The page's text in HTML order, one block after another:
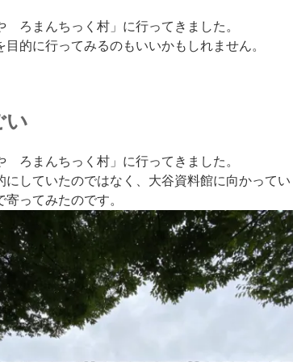
ろまんちっく村」に行ってきました。
的に行ってみるのもいいかもしれません。
い
ろまんちっく村」に行ってきました。
にしていたのではなく、大谷資料館に向かってい
ってみたのです。